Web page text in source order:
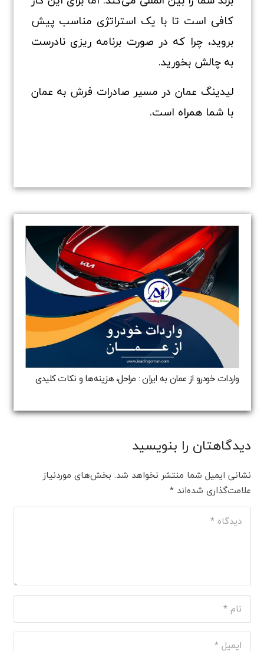
کافی است تا با یک استراتژی مناسب پیش
بروید، چرا که در صورت برنامه ریزی نادرست
به چالش بخورید.
لیدینگ عمان در مسیر صادرات فرش به عمان
با شما همراه است.
واردات خودرو از عمان به ایران : مراحل، هزینه‌ها و نکات کلیدی
دیدگاهتان را بنویسید
نشانی ایمیل شما منتشر نخواهد شد. بخش‌های موردنیاز
علامت‌گذاری شده‌اند*